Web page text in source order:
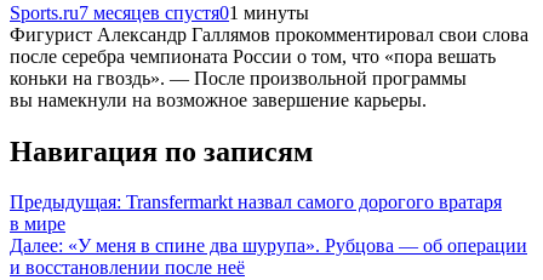
Sports.ru7 месяцев спустя01 минуты
Фигурист Александр Галлямов прокомментировал свои слова
после серебра чемпионата России о том, что «пора вешать
коньки на гвоздь». — После произвольной программы
вы намекнули на возможное завершение карьеры.
Навигация по записям
Предыдущая: Transfermarkt назвал самого дорогого вратаря
в мире
Далее: «У меня в спине два шурупа». Рубцова — об операции
и восстановлении после неё